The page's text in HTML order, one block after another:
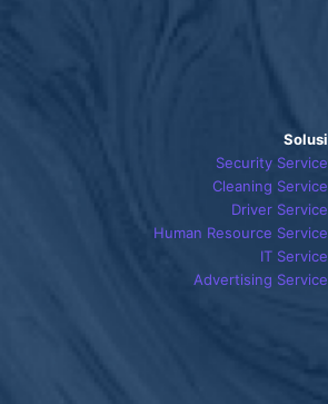
Solusi
Security Service
Cleaning Service
Driver Service
Human Resource Service
IT Service
Advertising Service